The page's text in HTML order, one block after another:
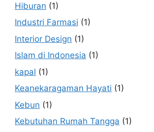
Hiburan (1)
Industri Farmasi (1)
Interior Design (1)
Islam di Indonesia (1)
kapal (1)
Keanekaragaman Hayati (1)
Kebun (1)
Kebutuhan Rumah Tangga (1)